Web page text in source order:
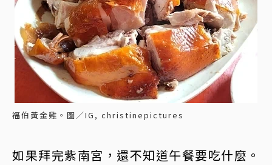
福伯黃金雞。圖／IG, christinepictures
如果拜完紫南宮，還不知道午餐要吃什麼。